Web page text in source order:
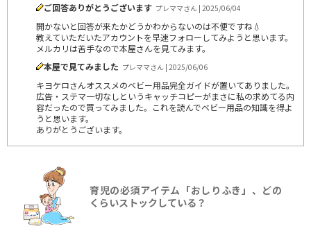
ご回答ありがとうございます プレママさん | 2025/06/04
開かないと回答が来たかどうかわからないのは不便ですね💧
教えていただいたアカウントを早速フォローしてみようと思います。
メルカリは苦手なので本屋さんを見てみます。
本屋で見てみました プレママさん | 2025/06/06
キヨケロさんオススメのベビー用品完全ガイドが置いてありました。
広告・ステマ一切なしというキャッチコピーがまさに私の求めてる内
容だったので買ってみました。これを読んでベビー用品の知識を得よ
うと思います。
ありがとうございます。
育児の必須アイテム「おしりふき」、どの
くらいストックしている？